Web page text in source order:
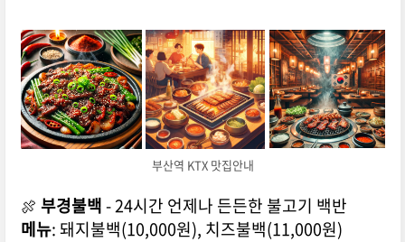
부산역 KTX 맛집안내
🍖 부경불백- 24시간 언제나 든든한 불고기 백반
메뉴: 돼지불백(10,000원), 치즈불백(11,000원)